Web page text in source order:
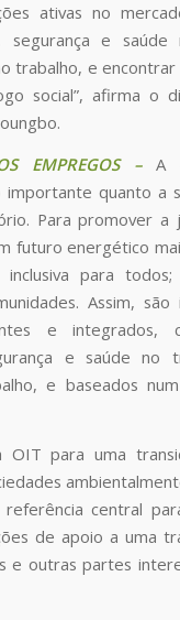
ativas no
segurança e
trabalho, e encontrar
social”, afirma o
EMPREGOS –A
quanto a
Para promover a
futuro energético
para todos;
Assim, são
e integrados,
e saúde no
e baseados
OIT para uma
central
de apoio a uma
e outras partes